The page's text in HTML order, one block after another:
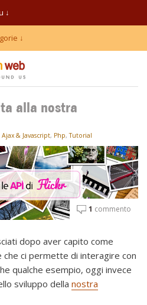
↓
↓
alla nostra
Ajax & Javascript, Php,Tutorial
1 commento
dopo aver capito come
che ci permette di interagire con
qualche esempio, oggi invece
sviluppo della nostra